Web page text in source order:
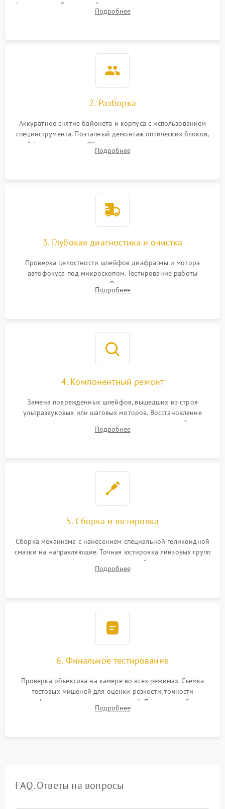
фокусировки. Визуальный осмотр линз на наличие царапин,
грибка, пыли и оценка состояния контактов байонета.
Подробнее
2. Разборка
Аккуратное снятие байонета и корпуса с использованием
специнструмента. Поэтапный демонтаж оптических блоков,
шлейфов и приводов. Обязательная маркировка положения
линзовых групп для сохранения заводской центровки при
Подробнее
3. Глубокая диагностика и очистка
Проверка целостности шлейфов диафрагмы и мотора
автофокуса под микроскопом. Тестирование работы
электромагнитного привода. Очистка оптических элементов
от пыли, следов влаги и грибка спецрастворами без
Подробнее
4. Компонентный ремонт
Замена поврежденных шлейфов, вышедших из строя
ультразвуковых или шаговых моторов. Восстановление
геометрии направляющих при заклинивании зума. Замена
неисправного блока диафрагмы, датчиков положения или
Подробнее
5. Сборка и юстировка
Сборка механизма с нанесением специальной геликоидной
смазки на направляющие. Точная юстировка линзовых групп
программным или механическим способом для устранения
бэк
Подробнее
6. Финальное тестирование
Проверка объектива на камере во всех режимах. Съемка
тестовых мишеней для оценки резкости, точности
автофокуса и отсутствия искажений. Проверка работы
диафрагмы на закрытых значениях и тестирование
Подробнее
FAQ. Ответы на вопросы